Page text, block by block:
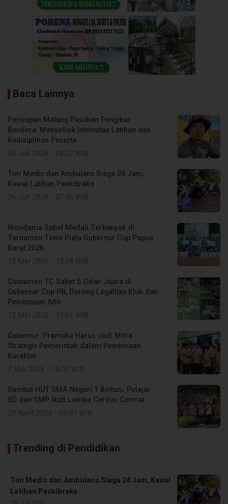
Baca Lainnya
Persiapan Matang Pasukan Pengibar
Bendera: Menyelisik Intensitas Latihan dan
Kedisiplinan Peserta
Tim Medis dan Ambulans Siaga 24 Jam,
Kawal Latihan Paskibraka
Wondama Sabet Medali Terbanyak di
Turnamen Tenis Piala Gubernur Cup Papua
Barat 2026
Cinnamon TC Sabet 5 Gelar Juara di
Gubernur Cup PB, Dorong Legalitas Klub dan
Pembinaan Atlit
Gubernur: Pramuka Harus Jadi Mitra
Strategis Pemerintah dalam Pembinaan
Karakter
Sambut HUT SMA Negeri 1 Bintuni, Pelajar
SD dan SMP Ikuti Lomba Cerdas Cermat
Trending di Pendidikan
Tim Medis dan Ambulans Siaga 24 Jam, Kawal
Latihan Paskibraka